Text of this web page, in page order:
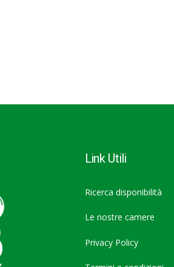
Link Utili
Ricerca disponibilità
Le nostre camere
Privacy Policy